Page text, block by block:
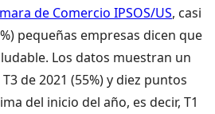
de Comercio IPSOS/US, casi
pequeñas empresas dicen que
Los datos muestran un
de 2021 (55%) y diez puntos
del inicio del año, es decir, T1